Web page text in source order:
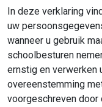
In deze verklaring
uw
wanneer u gebruik
schoolbesturen
ernstig en verwerken
overeenstemming
voorgeschreven door